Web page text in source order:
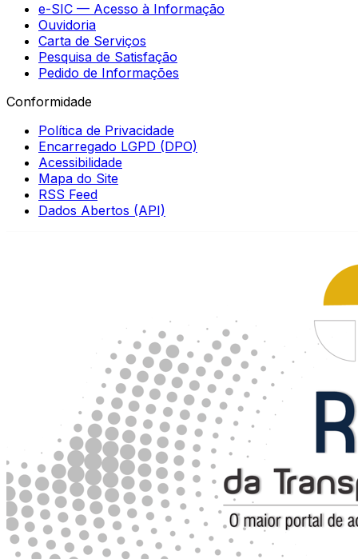
e-SIC — Acesso à Informação
Ouvidoria
Carta de Serviços
Pesquisa de Satisfação
Pedido de Informações
Conformidade
Política de Privacidade
Encarregado LGPD (DPO)
Acessibilidade
Mapa do Site
RSS Feed
Dados Abertos (API)